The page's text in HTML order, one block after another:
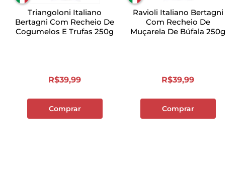
Triangoloni Italiano
Bertagni Com Recheio De
Cogumelos E Trufas 250g
R$39,99
Comprar
Ravioli Italiano Bertagni
Com Recheio De
Muçarela De Búfala 250g
R$39,99
Comprar